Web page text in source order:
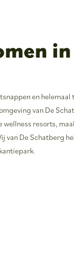
en
van De
resorts,
van De Schatberg